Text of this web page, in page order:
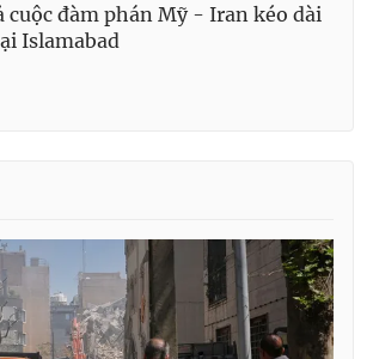
cuộc đàm phán Mỹ - Iran kéo dài
Islamabad